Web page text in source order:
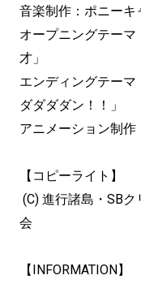
音楽制作：ポニーキ
オープニングテーマ
才」
エンディングテー
ダダダダン！！」
アニメーション制作
【コピーライト】
(C) 進行諸島・SB
会
【INFORMATION】